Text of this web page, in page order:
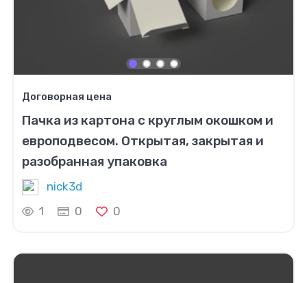
Договорная цена
Пачка из картона с круглым окошком и
европодвесом. Открытая, закрытая и
разобранная упаковка
nick3d
1
0 0